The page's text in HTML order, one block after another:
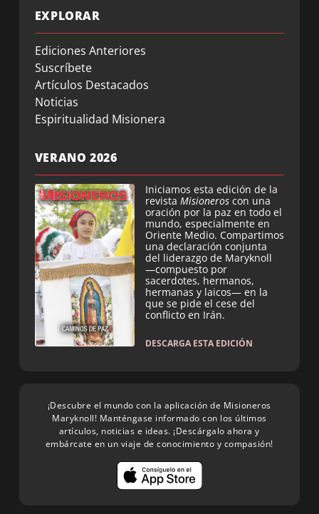
EXPLORAR
Ediciones Anteriores
Suscríbete
Artículos Destacados
Noticias
Espiritualidad Misionera
VERANO 2026
Iniciamos esta edición de la
revista Misioneros con una
oración por la paz en todo el
mundo, especialmente en
Oriente Medio. Compartimos
una declaración conjunta
del liderazgo de Maryknoll
—compuesto por
sacerdotes, hermanos,
hermanas y laicos— en la
que se pide el cese del
conflicto en Irán.
DESCARGA ESTA EDICIÓN
¡Descubre el mundo con la aplicación de Misioneros
Maryknoll! Manténgase informado con los últimos
artículos, noticias e ideas. ¡Descárgalo ahora y
embárcate en un viaje de conocimiento y compasión!